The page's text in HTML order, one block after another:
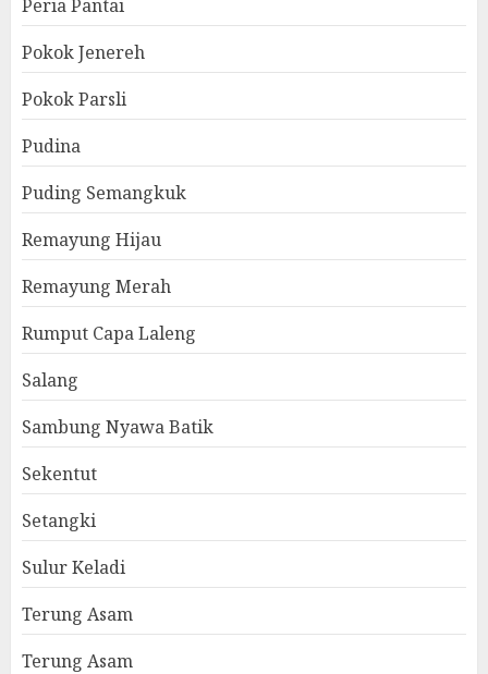
Peria Pantai
Pokok Jenereh
Pokok Parsli
Pudina
Puding Semangkuk
Remayung Hijau
Remayung Merah
Rumput Capa Laleng
Salang
Sambung Nyawa Batik
Sekentut
Setangki
Sulur Keladi
Terung Asam
Terung Asam